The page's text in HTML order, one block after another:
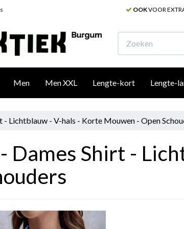
OOKVOOR
Men Men XXL Lengte-kort Lengte-
- Lichtblauw - V-hals - Korte Mouwen - Open
Dames Shirt -